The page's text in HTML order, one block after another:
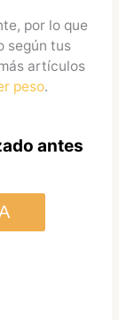
por lo que
según tus
artículos
peso.
antes